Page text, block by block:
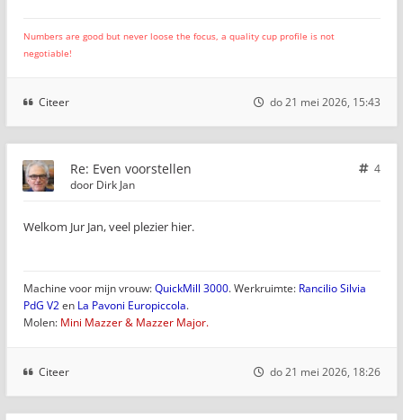
Numbers are good but never loose the focus, a quality cup profile is not
negotiable!
Citeer do 21 mei 2026, 15:43
Re: Even voorstellen
4
door Dirk Jan
Welkom Jur Jan, veel plezier hier.
Machine voor mijn vrouw:QuickMill 3000. Werkruimte: Rancilio Silvia
PdG V2en La Pavoni Europiccola.
Molen: Mini Mazzer & Mazzer Major.
Citeer do 21 mei 2026, 18:26